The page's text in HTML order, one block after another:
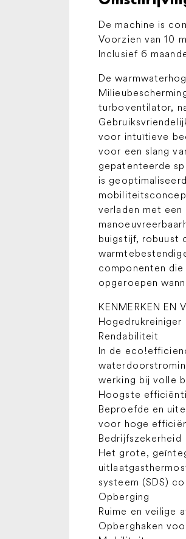
De machine is
Voorzien van 10
Inclusief 6
De
turboventilator,
voor intuïtieve
voor een slang
gepatenteerde
is
verladen met
buigstijf, robuust
componenten
opgeroepen
KENMERKEN EN
Hogedrukreiniger
Rendabiliteit
In de
werking bij volle
Hoogste
Beproefde en
voor hoge
Bedrijfszekerheid
Het grote,
systeem (SDS)
Opberging
Ruime en veilige
Opberghaken